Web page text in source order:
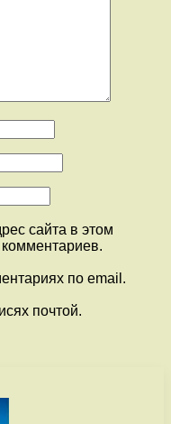
сайта в этом
по email.
почтой.